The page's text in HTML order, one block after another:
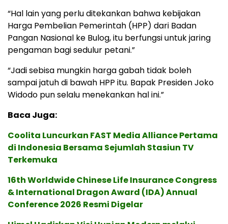
“Hal lain yang perlu ditekankan bahwa kebijakan
Harga Pembelian Pemerintah (HPP) dari Badan
Pangan Nasional ke Bulog, itu berfungsi untuk jaring
pengaman bagi sedulur petani.”
“Jadi sebisa mungkin harga gabah tidak boleh
sampai jatuh di bawah HPP itu. Bapak Presiden Joko
Widodo pun selalu menekankan hal ini.”
Baca Juga:
Coolita Luncurkan FAST Media Alliance Pertama
di Indonesia Bersama Sejumlah Stasiun TV
Terkemuka
16th Worldwide Chinese Life Insurance Congress
& International Dragon Award (IDA) Annual
Conference 2026 Resmi Digelar